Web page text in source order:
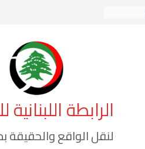
الرابطة اللبنانية
لنقل الواقع والحقيقة